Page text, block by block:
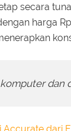
secara
harga
dan